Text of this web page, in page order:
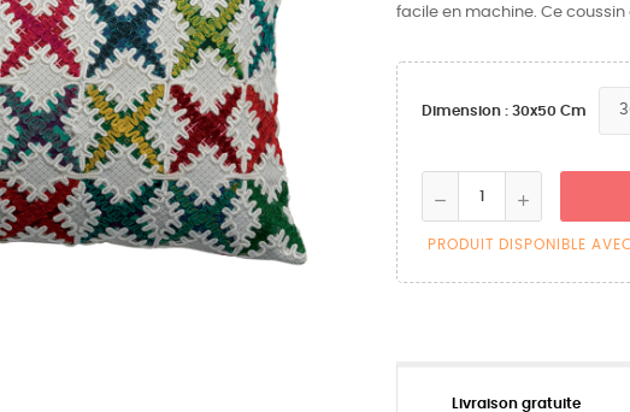
facile en machine. Ce
Dimension : 30x50 Cm
PRODUIT DISPONIBLE
Livraison gratuite